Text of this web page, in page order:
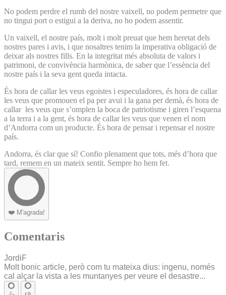
No podem perdre el rumb del nostre vaixell, no podem permetre que
no tingui port o estigui a la deriva, no ho podem assentir.
Un vaixell, el nostre país, molt i molt preuat que hem heretat dels
nostres pares i avis, i que nosaltres tenim la imperativa obligació de
deixar als nostres fills. En la integritat més absoluta de valors i
patrimoni, de convivència harmònica, de saber que l’essència del
nostre país i la seva gent queda intacta.
És hora de callar les veus egoistes i especuladores, és hora de callar
les veus que promouen el pa per avui i la gana per demà, és hora de
callar les veus que s’omplen la boca de patriotisme i giren l’esquena
a la terra i a la gent, és hora de callar les veus que venen el nom
d’Andorra com un producte. És hora de pensar i repensar el nostre
país.
Andorra, és clar que sí! Confio plenament que tots, més d’hora que
tard, remem en un mateix sentit. Sempre ho hem fet.
❤️ M'agrada!
Comentaris
JordiF
Molt bonic article, però com tu mateixa dius: ingenu, només
cal alçar la vista a les muntanyes per veure el desastre...